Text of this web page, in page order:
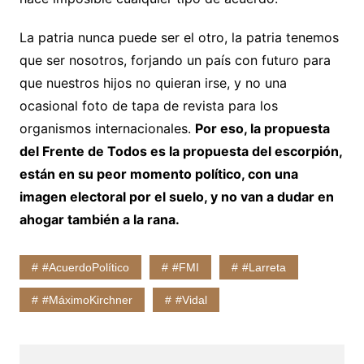
La patria nunca puede ser el otro, la patria tenemos
que ser nosotros, forjando un país con futuro para
que nuestros hijos no quieran irse, y no una
ocasional foto de tapa de revista para los
organismos internacionales. Por eso, la propuesta
del Frente de Todos es la propuesta del escorpión,
están en su peor momento político, con una
imagen electoral por el suelo, y no van a dudar en
ahogar también a la rana.
#AcuerdoPolítico #FMI #Larreta
#MáximoKirchner #Vidal